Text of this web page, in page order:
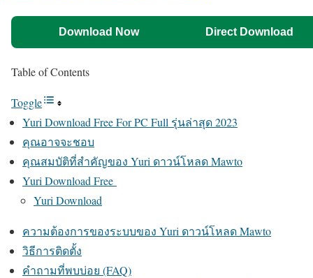
Download Now Direct Download
Table of Contents
Toggle
Yuri Download Free For PC Full รุ่นล่าสุด 2023
คุณอาจจะชอบ
คุณสมบัติที่สำคัญของ Yuri ดาวน์โหลด Mawto
Yuri Download Free
Yuri Download
ความต้องการของระบบของ Yuri ดาวน์โหลด Mawto
วิธีการติดตั้ง
คำถามที่พบบ่อย (FAQ)